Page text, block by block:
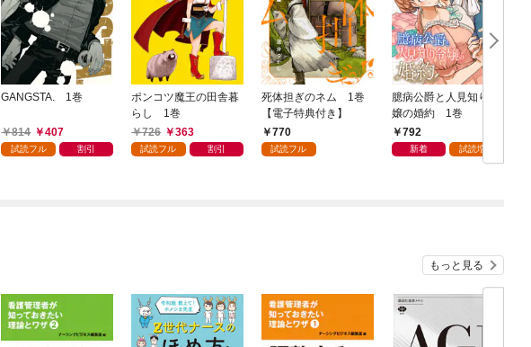
GANGSTA. 1巻
814 407
試読フル 割引
ポンコツ魔王の田舎暮
らし 1巻
726
363
試読フル 割引
死体担ぎのネム 1巻
【電子特典付き】
770
試読フル
臆病公爵と人見知り令
嬢の婚約 1巻
792
新着 試読増量
もっと見る